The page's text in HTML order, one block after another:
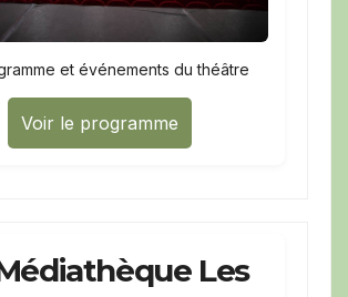
et événements du théâtre
Voir le programme
Les